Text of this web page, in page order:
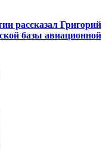
рассказал Григорий
базы авиационной